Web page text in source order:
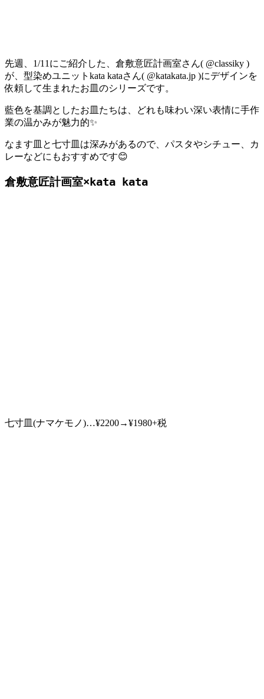
先週、1/11にご紹介した、倉敷意匠計画室さん( @classiky )
が、型染めユニットkata kataさん( @katakata.jp )にデザインを
依頼して生まれたお皿のシリーズです。
藍色を基調としたお皿たちは、どれも味わい深い表情に手作
業の温かみが魅力的✨
なます皿と七寸皿は深みがあるので、パスタやシチュー、カ
レーなどにもおすすめです😊
倉敷意匠計画室×kata kata
七寸皿(ナマケモノ)…¥2200→¥1980+税